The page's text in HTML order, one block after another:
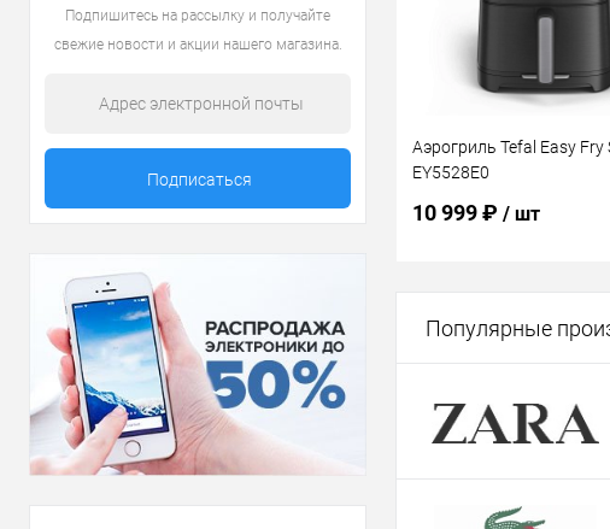
Подпишитесь на рассылку и получайте
свежие новости и акции нашего магазина.
Аэрогриль Tefal Easy Fry
EY5528E0
10 999 ₽ / шт
В избранное
Популярные